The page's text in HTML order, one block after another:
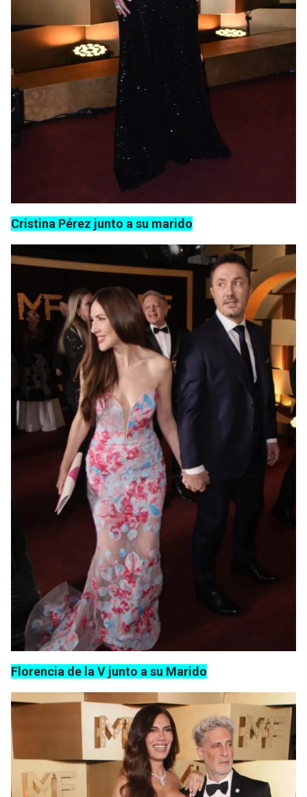
Cristina Pérez junto a su marido
Florencia de la V junto a su Marido